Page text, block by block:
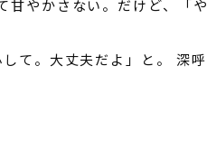
甘やかさない。だけど、「
て。大丈夫だよ」と。 深